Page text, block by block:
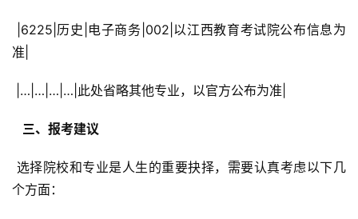
准|
|…|…|…|…|此处省略其他专业，以官方公布为准|
  三、报考建议
个方面：